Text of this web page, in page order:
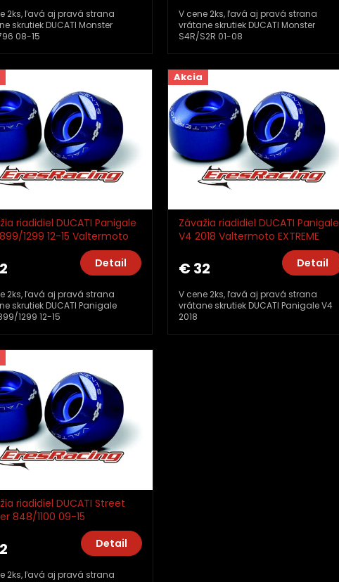
2ks, ľavá aj pravá strana
skrutiek DUCATI Monster
08-15
V cene 2ks, ľavá aj pravá strana
vrátane skrutiek DUCATI Monster
S4R/S2R 01-08
riadidiel DUCATI Panigale
1299 12-15 Valtermoto
Detail
2ks, ľavá aj pravá strana
skrutiek DUCATI Panigale
1299 12-15
Akcia
Závažia riadidiel DUCATI Panigale
V4 2018 Valtermoto EXTREME
€ 32 Detail
V cene 2ks, ľavá aj pravá strana
vrátane skrutiek DUCATI Panigale V4
2018
riadidiel DUCATI Street
848/1100 09-15
EXTREME TMA11_TM01
Detail
2ks, ľavá aj pravá strana